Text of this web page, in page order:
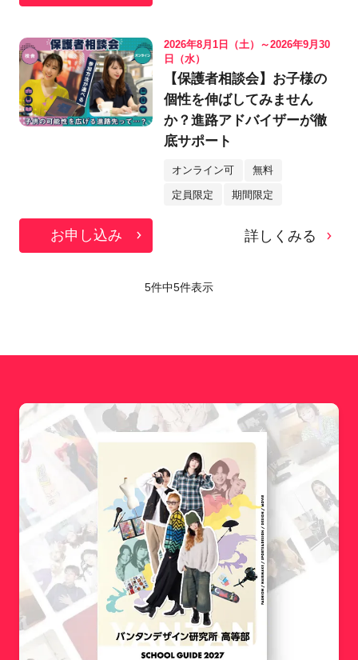
2026年8月1日（土）～2026年9月30
日（水）
【保護者相談会】お子様の
個性を伸ばしてみません
か？進路アドバイザーが徹
底サポート
オンライン可 無料
定員限定 期間限定
お申し込み 詳しくみる
5件中5件表示